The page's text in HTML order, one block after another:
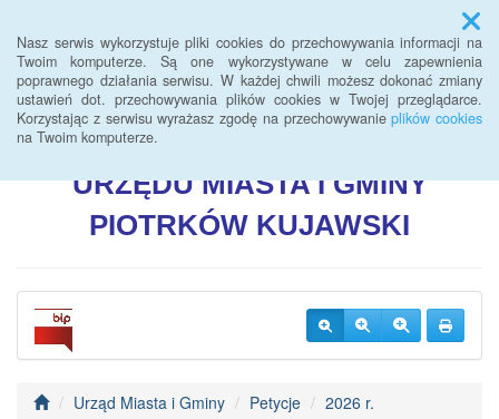
Nasz serwis wykorzystuje pliki cookies do przechowywania informacji na
Twoim komputerze. Są one wykorzystywane w celu zapewnienia
poprawnego działania serwisu. W każdej chwili możesz dokonać zmiany
ustawień dot. przechowywania plików cookies w Twojej przeglądarce.
Korzystając z serwisu wyrażasz zgodę na przechowywanieplików cookies
na Twoim komputerze.
Menu
BIULETYN INFORMACJI
URZĘDUMIASTA I GMINY
PIOTRKÓW KUJAWSKI
Urząd Miasta i Gminy Petycje
2026 r.